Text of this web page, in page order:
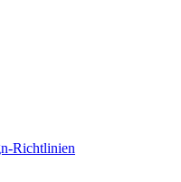
Richtlinien